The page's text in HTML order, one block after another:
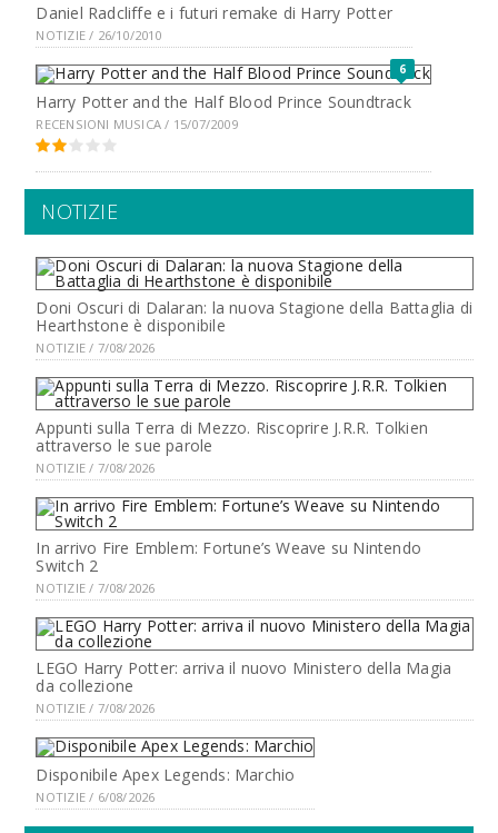
Daniel Radcliffe e i futuri remake di Harry Potter
NOTIZIE / 26/10/2010
6
Harry Potter and the Half Blood Prince Soundtrack
RECENSIONI MUSICA / 15/07/2009
NOTIZIE
Doni Oscuri di Dalaran: la nuova Stagione della Battaglia di
Hearthstone è disponibile
NOTIZIE / 7/08/2026
Appunti sulla Terra di Mezzo. Riscoprire J.R.R. Tolkien
attraverso le sue parole
NOTIZIE / 7/08/2026
In arrivo Fire Emblem: Fortune’s Weave su Nintendo
Switch 2
NOTIZIE / 7/08/2026
LEGO Harry Potter: arriva il nuovo Ministero della Magia
da collezione
NOTIZIE / 7/08/2026
Disponibile Apex Legends: Marchio
NOTIZIE / 6/08/2026